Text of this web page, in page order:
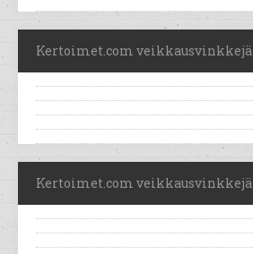
Kertoimet.com veikkausvinkkejä
Kertoimet.com veikkausvinkkejä